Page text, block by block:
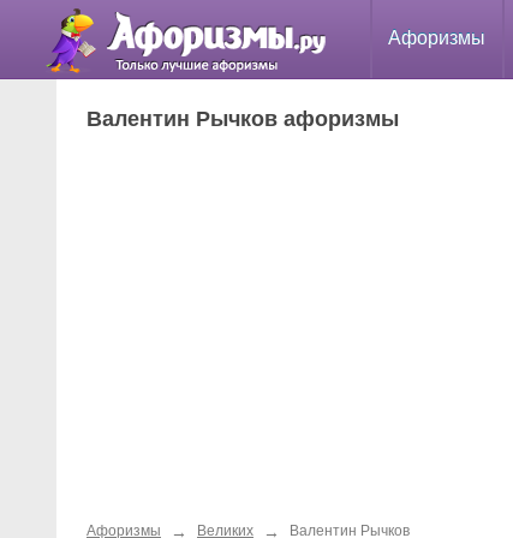
Афоризмы
Валентин Рычков афоризмы
Афоризмы → Великих → Валентин Рычков